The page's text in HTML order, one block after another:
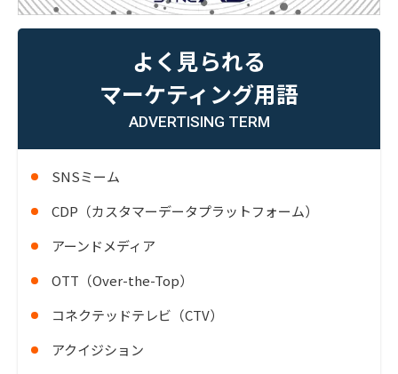
よく見られる
マーケティング用語
ADVERTISING TERM
SNSミーム
CDP（カスタマーデータプラットフォーム）
アーンドメディア
OTT（Over-the-Top）
コネクテッドテレビ（CTV）
アクイジション